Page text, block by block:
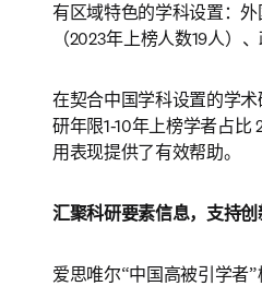
有区域特色的学科设置：
（2023年上榜人数19人）
在契合中国学科设置的学
研年限1-10年上榜学者占比
用表现提供了有效帮助。
汇聚科研要素信息，支持
爱思唯尔“中国高被引学者